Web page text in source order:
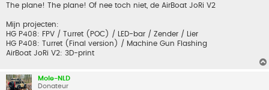
The plane! The plane! Of nee toch niet, de AirBoat JoRi V2
Mijn projecten:
HG P408: FPV / Turret (POC) / LED-bar / Zender / Lier
HG P408: Turret (Final version) / Machine Gun Flashing
AirBoat JoRi V2: 3D-print
Mole-NLD
Donateur